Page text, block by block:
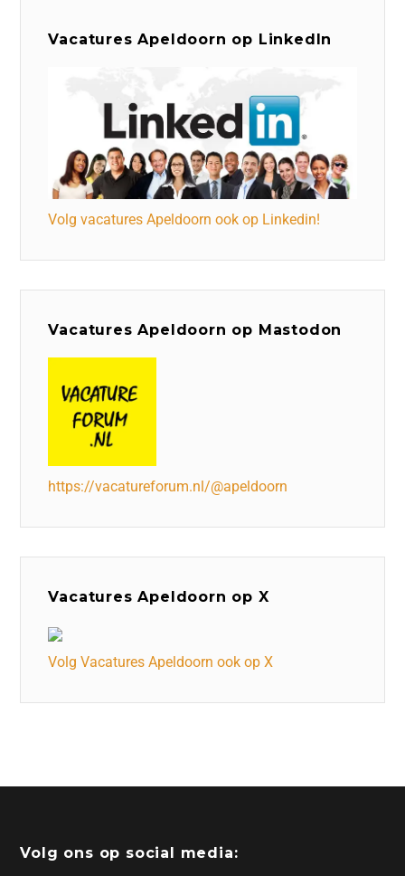
Vacatures Apeldoorn op LinkedIn
Volg vacatures Apeldoorn ook op Linkedin!
Vacatures Apeldoorn op Mastodon
https://vacatureforum.nl/@apeldoorn
Vacatures Apeldoorn op X
Volg Vacatures Apeldoorn ook op X
Volg ons op social media: